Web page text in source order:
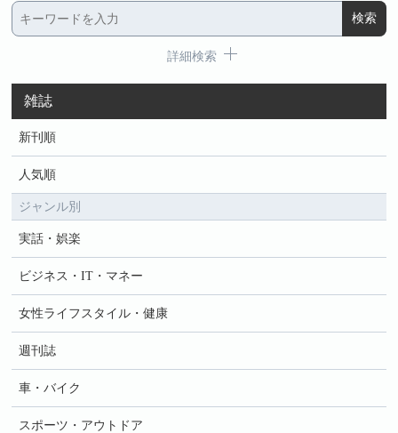
詳細検索
雑誌
新刊順
人気順
ジャンル別
実話・娯楽
ビジネス・IT・マネー
女性ライフスタイル・健康
週刊誌
車・バイク
スポーツ・アウトドア